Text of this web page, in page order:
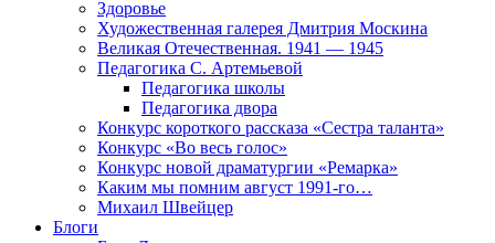
Здоровье
Художественная галерея Дмитрия Москина
Великая Отечественная. 1941 — 1945
Педагогика С. Артемьевой
Педагогика школы
Педагогика двора
Конкурс короткого рассказа «Сестра таланта»
Конкурс «Во весь голос»
Конкурс новой драматургии «Ремарка»
Каким мы помним август 1991-го…
Михаил Швейцер
Блоги